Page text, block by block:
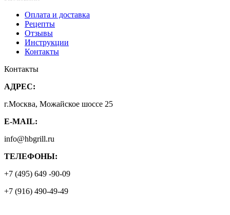
Оплата и доставка
Рецепты
Отзывы
Инструкции
Контакты
Контакты
АДРЕС:
г.Москва, Можайское шоссе 25
E-MAIL:
info@hbgrill.ru
ТЕЛЕФОНЫ:
+7 (495) 649 -90-09
+7 (916) 490-49-49